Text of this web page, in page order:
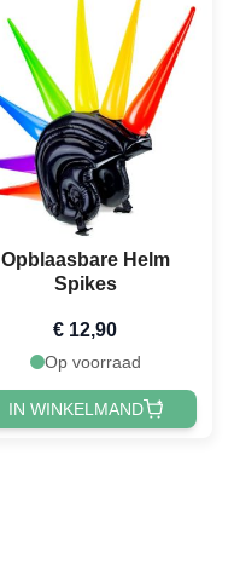
Opblaasbare Helm
Spikes
€ 12,90
Op voorraad
IN WINKELMAND